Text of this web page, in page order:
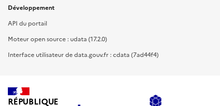
Développement
API du portail
Moteur open source : udata (17.2.0)
Interface utilisateur de data.gouv.fr : cdata (7ad44f4)
RÉPUBLIQUE